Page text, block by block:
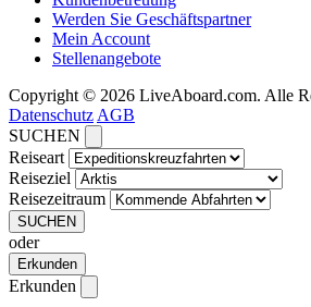
Werden Sie Geschäftspartner
Mein Account
Stellenangebote
Copyright © 2026 LiveAboard.com. Alle
Datenschutz AGB
SUCHEN
Reiseart
Reiseziel
Reisezeitraum
SUCHEN
oder
Erkunden
Erkunden